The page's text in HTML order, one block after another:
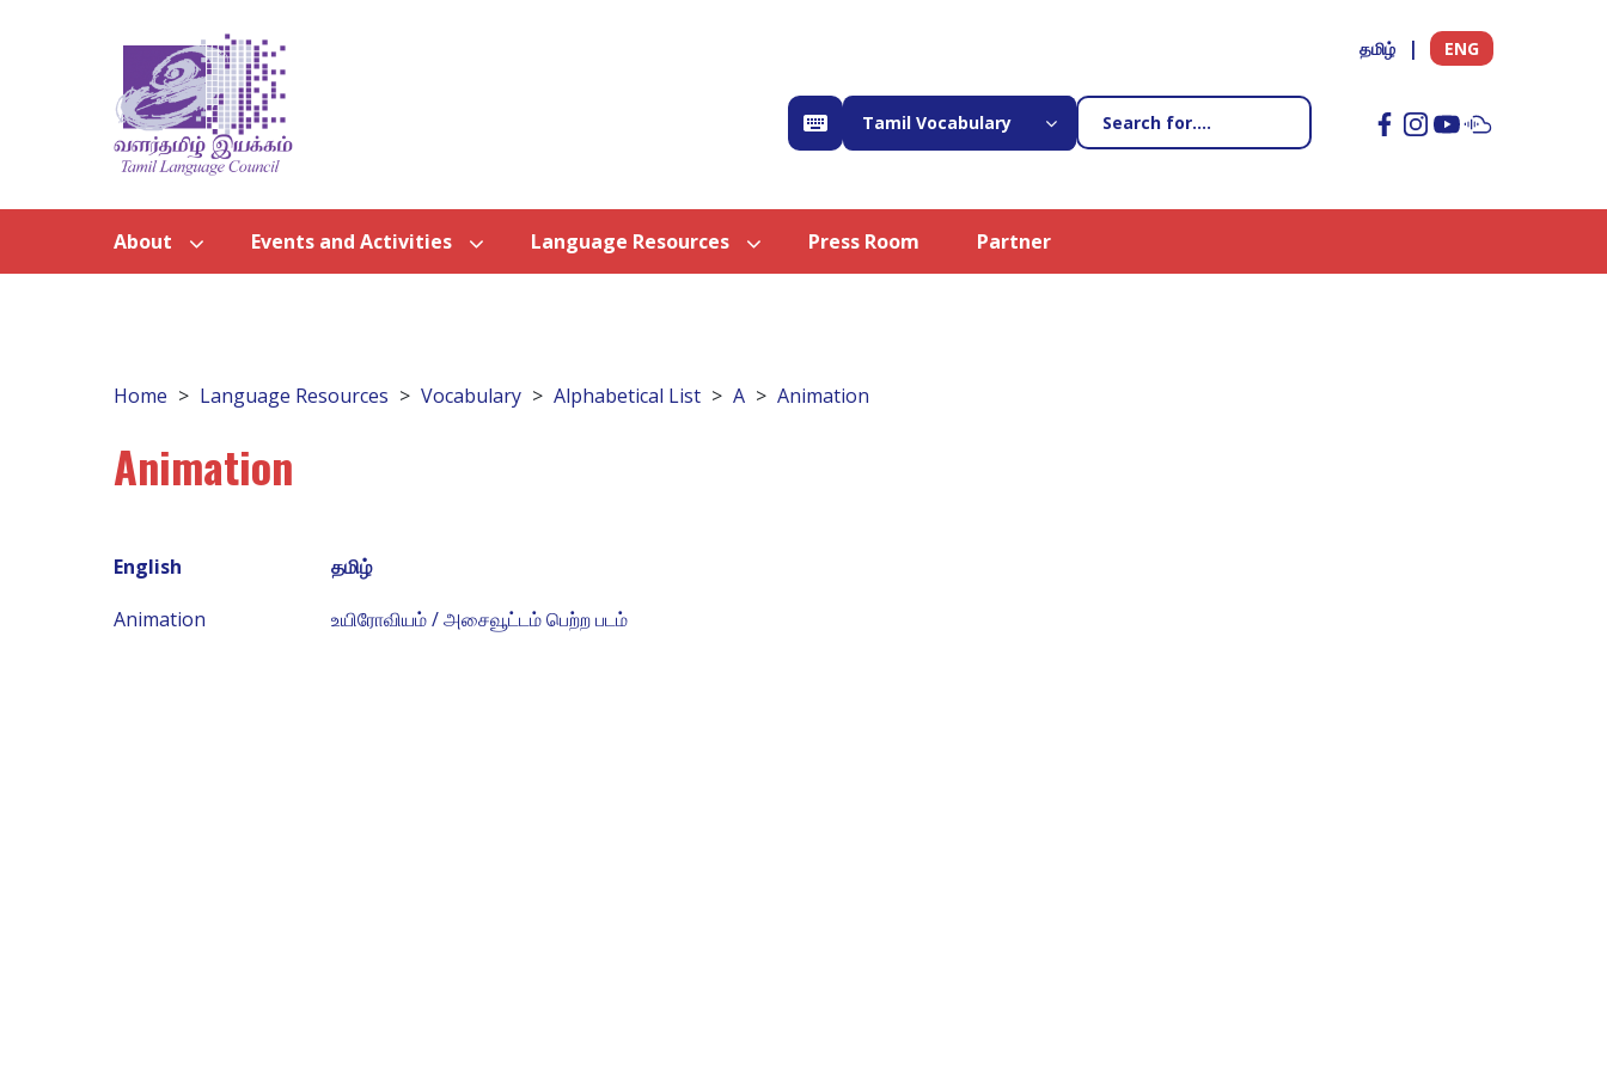
தமிழ் ENG
Tamil Vocabulary
About Events and Activities Language Resources Press Room Partner
Home Language Resources Vocabulary Alphabetical List A Animation
Animation
English
தமிழ்
Animation
உயிரோவியம் / அசைவூட்டம் பெற்ற படம்